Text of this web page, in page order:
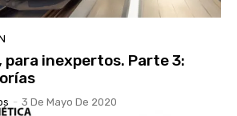
para inexpertos. Parte 3:
- 3 De Mayo De 2020